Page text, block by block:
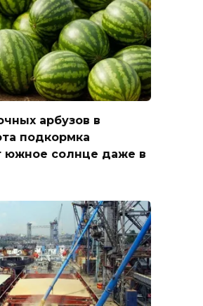
арбузов в
подкормка
южное солнце даже в